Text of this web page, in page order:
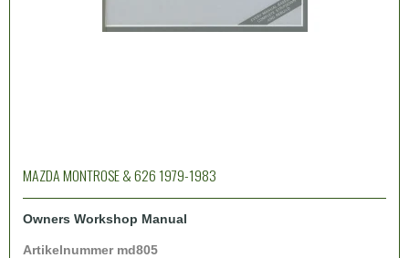
MAZDA MONTROSE & 626 1979-1983
Owners Workshop Manual
Artikelnummer md805